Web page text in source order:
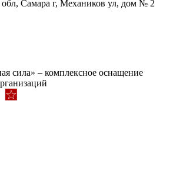
обл, Самара г, Механиков ул, дом № 2
сила» – комплексное оснащение